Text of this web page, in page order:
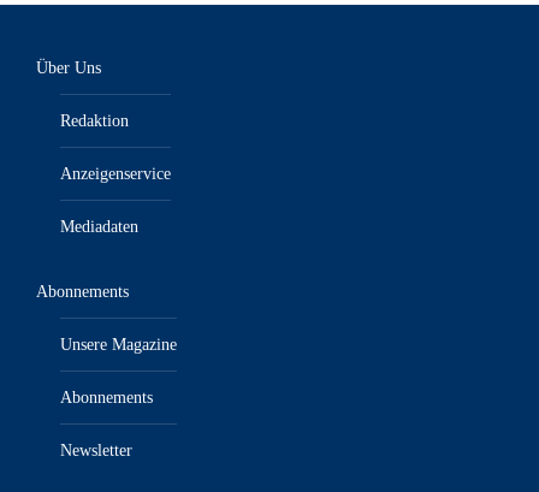
Über Uns
Redaktion
Anzeigenservice
Mediadaten
Abonnements
Unsere Magazine
Abonnements
Newsletter